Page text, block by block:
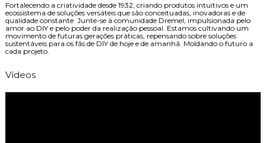
Fortalecendo a criatividade desde 1932, criando produtos intuitivos e um
ecossistema de soluções versáteis que são conceituadas, inovadoras e de
qualidade constante. Junte-se à comunidade Dremel, impulsionada pelo
amor ao DIY e pelo poder da realização pessoal. Estamos cultivando um
movimento de futuras gerações práticas, repensando sobre soluções
sustentáveis para os fãs de DIY de hoje e de amanhã. Moldando o futuro a
cada projeto.
Vídeos